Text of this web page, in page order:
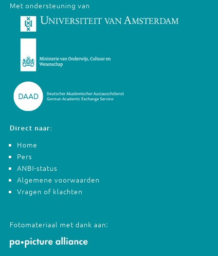
Met ondersteuning van
Direct naar:
Home
Pers
ANBI-status
Algemene voorwaarden
Vragen of klachten
Fotomateriaal met dank aan: